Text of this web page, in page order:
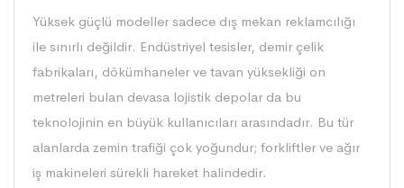
Yüksek güçlü modeller sadece dış mekan reklamcılığı
ile sınırlı değildir. Endüstriyel tesisler, demir çelik
fabrikaları, dökümhaneler ve tavan yüksekliği on
metreleri bulan devasa lojistik depolar da bu
teknolojinin en büyük kullanıcıları arasındadır. Bu tür
alanlarda zemin trafiği çok yoğundur; forkliftler ve ağır
iş makineleri sürekli hareket halindedir.